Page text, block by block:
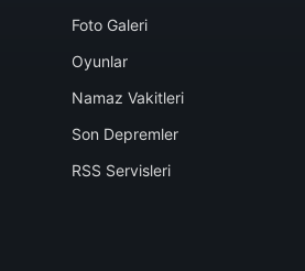
Foto Galeri
Oyunlar
Namaz Vakitleri
Son Depremler
RSS Servisleri